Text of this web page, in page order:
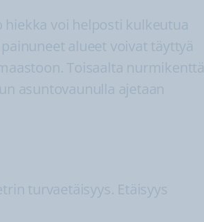
voi helposti kulkeutua
alueet voivat täyttyä
Toisaalta nurmikenttä
asuntovaunulla ajetaan
turvaetäisyys. Etäisyys